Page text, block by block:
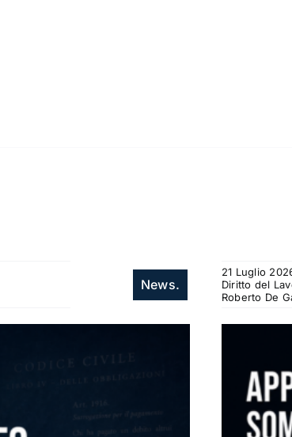
News.
21 Luglio
Diritto del
Roberto De